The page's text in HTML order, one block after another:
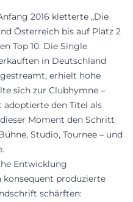
2016 kletterte „Die
Österreich bis auf Platz 2
Top 10. Die Single
in Deutschland
erhielt hohe
sich zur Clubhymne –
den Titel als
Moment den Schritt
Studio, Tournee – und
Entwicklung
produzierte
schärften: